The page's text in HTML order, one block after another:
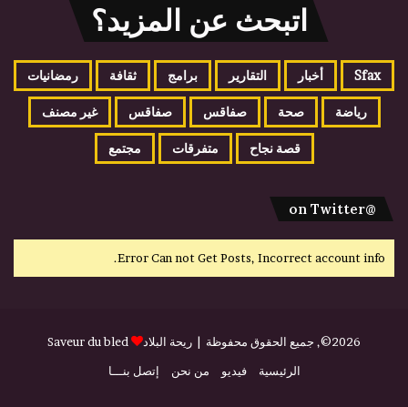
اتبحث عن المزيد؟
Sfax أخبار التقارير برامج ثقافة رمضانيات
رياضة صحة صفاقس صفاقس غير مصنف
قصة نجاح متفرقات مجتمع
@on Twitter
Error Can not Get Posts, Incorrect account info.
2026©, جميع الحقوق محفوظة | ريحة البلاد
Saveur du bled
الرئيسية
فيديو من نحن إتصل بنـــا